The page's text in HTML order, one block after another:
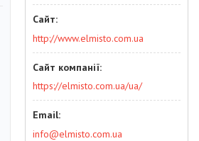
http://www.elmisto.com.ua
https://elmisto.com.ua/ua/
info@elmisto.com.ua